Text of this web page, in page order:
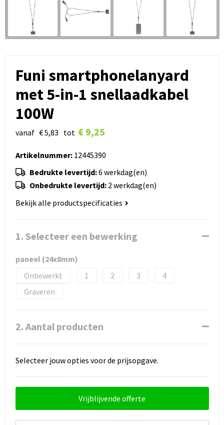
Funi smartphonelanyard
met 5-in-1 snellaadkabel
100W
vanaf € 5,83 tot € 9,25
Artikelnummer:12445390
Bedrukte levertijd:6 werkdag(en)
Onbedrukte levertijd: 2 werkdag(en)
Bekijk alle productspecificaties
1. Selecteer een bewerking
paneel (24x8mm)
Onbewerkt
1 2 3
4
Graveren
2. Aantal producten
Selecteer jouw opties voor de prijsopgave.
Vrijblijvende offerte